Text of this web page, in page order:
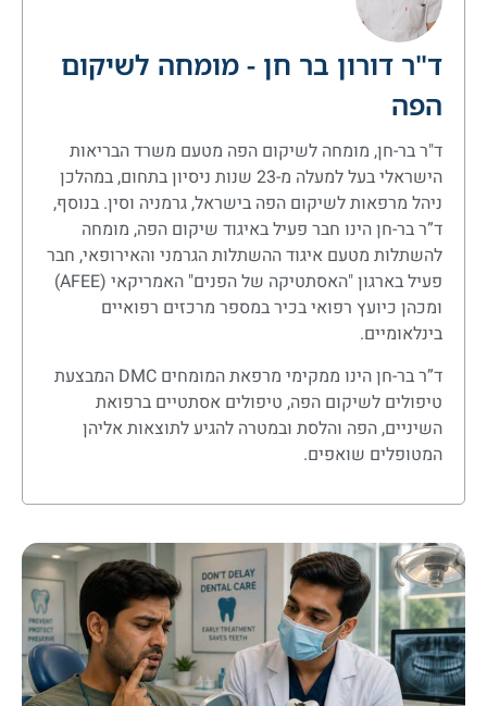
ד"ר דורון בר חן - מומחה לשיקום
הפה
ד"ר בר-חן, מומחה לשיקום הפה מטעם משרד הבריאות
הישראלי בעל למעלה מ-23 שנות ניסיון בתחום, במהלכן
ניהל מרפאות לשיקום הפה בישראל, גרמניה וסין. בנוסף,
ד”ר בר-חן הינו חבר פעיל באיגוד שיקום הפה, מומחה
להשתלות מטעם איגוד ההשתלות הגרמני והאירופאי, חבר
פעיל בארגון "האסתטיקה של הפנים" האמריקאי (AFEE)
ומכהן כיועץ רפואי בכיר במספר מרכזים רפואיים
בינלאומיים.
ד”ר בר-חן הינו ממקימי מרפאת המומחים DMC המבצעת
טיפולים לשיקום הפה, טיפולים אסתטיים ברפואת
השיניים, הפה והלסת ובמטרה להגיע לתוצאות אליהן
המטופלים שואפים.